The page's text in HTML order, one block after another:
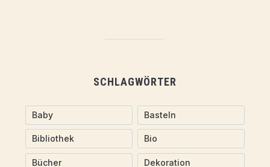
SCHLAGWÖRTER
Baby Basteln
Bibliothek Bio
Bücher Dekoration